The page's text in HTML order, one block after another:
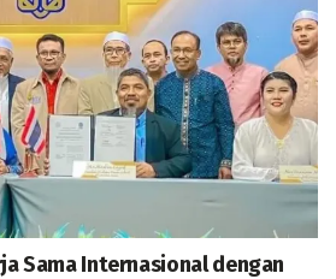
Sama Internasional dengan